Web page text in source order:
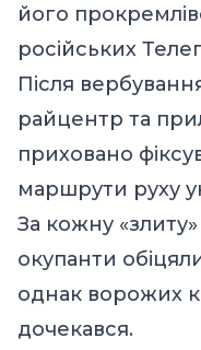
його
російських
Після
райцентр та
приховано
маршрути руху
За кожну
окупанти
однак ворожих
дочекався.